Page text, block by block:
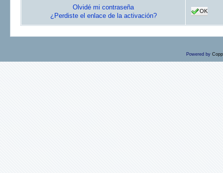
Olvidé mi contraseña
¿Perdiste el enlace de la activación?
OK
Powered by